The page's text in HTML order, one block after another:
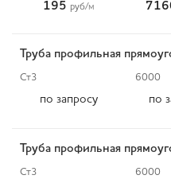
195 руб/м
Труба профильная
Ст3 6000
по запросу по
Труба профильная
Ст3 6000